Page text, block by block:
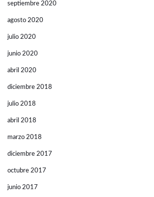
septiembre 2020
agosto 2020
julio 2020
junio 2020
abril 2020
diciembre 2018
julio 2018
abril 2018
marzo 2018
diciembre 2017
octubre 2017
junio 2017